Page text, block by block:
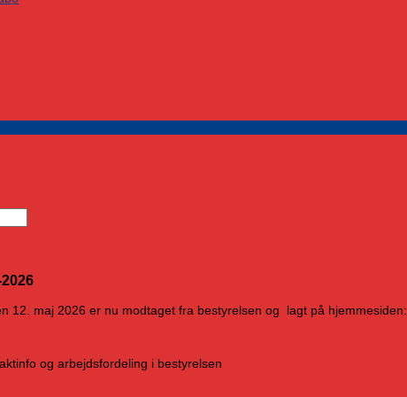
12. maj 2026 er nu modtaget fra bestyrelsen og lagt på hjemmesiden:
og arbejdsfordeling i bestyrelsen